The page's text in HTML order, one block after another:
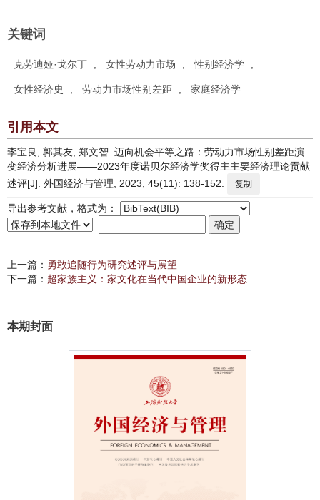
关键词
克劳迪娅·戈尔丁 ; 女性劳动力市场 ; 性别经济学 ;
女性经济史 ; 劳动力市场性别差距 ; 家庭经济学
引用本文
李宝良, 郭其友, 郑文智. 迈向机会平等之路：劳动力市场性别差距演
变经济分析进展——2023年度诺贝尔经济学奖得主主要经济理论贡献
述评[J]. 外国经济与管理, 2023, 45(11): 138-152.
复制
导出参考文献，格式为：
上一篇： 勇敢追随行为研究述评与展望
下一篇： 超家族主义：家文化在当代中国企业的新形态
本期封面